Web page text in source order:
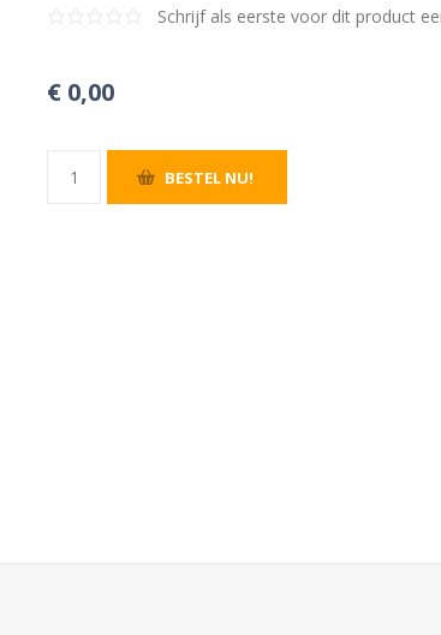
Schrijf als eerste voor dit product
€ 0,00